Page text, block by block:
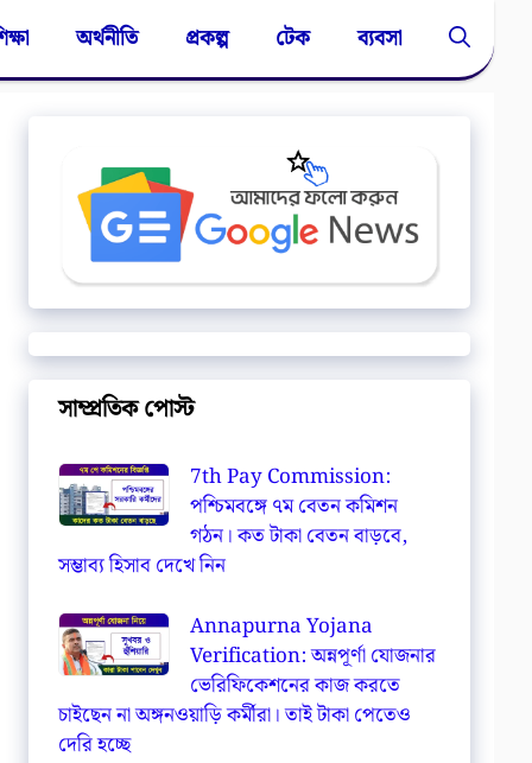
অর্থনীতি প্রকল্প টেক ব্যবসা
সাম্প্রতিক পোস্ট
7th Pay Commission:
পশ্চিমবঙ্গে ৭ম বেতন কমিশন
গঠন। কত টাকা বেতন বাড়বে,
সম্ভাব্য হিসাব দেখে নিন
Annapurna Yojana
Verification: অন্নপূর্ণা যোজনার
ভেরিফিকেশনের কাজ করতে
চাইছেন না অঙ্গনওয়াড়ি কর্মীরা। তাই টাকা পেতেও
দেরি হচ্ছে